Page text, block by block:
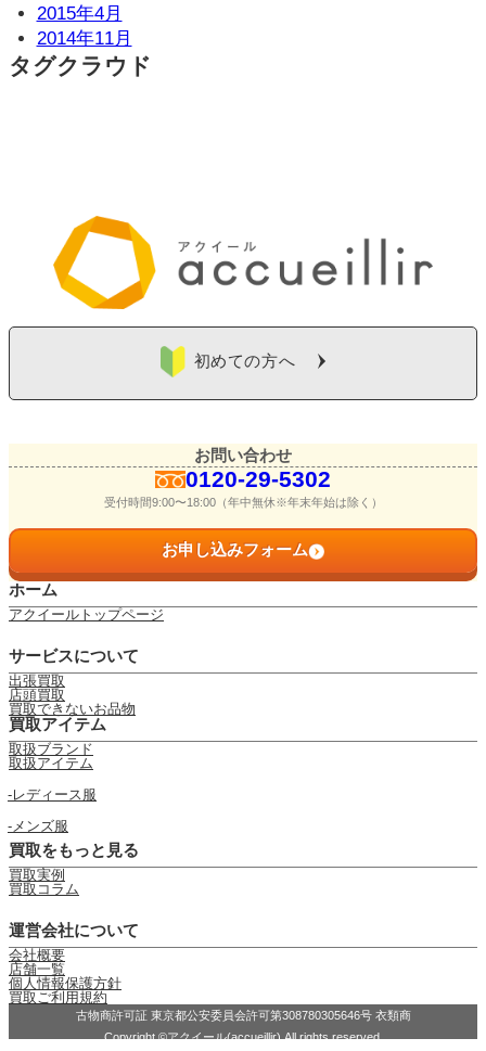
2015年4月
2014年11月
タグクラウド
初めての方へ
お問い合わせ
0120-29-5302
受付時間9:00〜18:00（年中無休※年末年始は除く）
お申し込みフォーム
ホーム
アクイールトップページ
サービスについて
出張買取
店頭買取
買取できないお品物
買取アイテム
取扱ブランド
取扱アイテム
レディース服
メンズ服
買取をもっと見る
買取実例
買取コラム
運営会社について
会社概要
店舗一覧
個人情報保護方針
買取ご利用規約
古物商許可証 東京都公安委員会許可第308780305646号 衣類商
Copyright ©アクイール(accueillir) All rights reserved.